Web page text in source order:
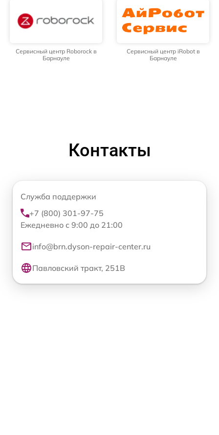
Сервисный центр Roborock в
Барнауле
Сервисный центр iRobot в
Барнауле
Контакты
Служба поддержки
+7 (800) 301-97-75
Ежедневно с 9:00 до 21:00
info@brn.dyson-repair-center.ru
Павловский тракт, 251В